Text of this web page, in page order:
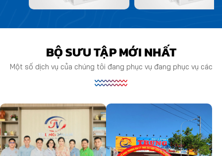
BỘ SƯU TẬP MỚI NHẤT
Một số dịch vụ của chúng tôi đang phục vụ đang phục vụ các